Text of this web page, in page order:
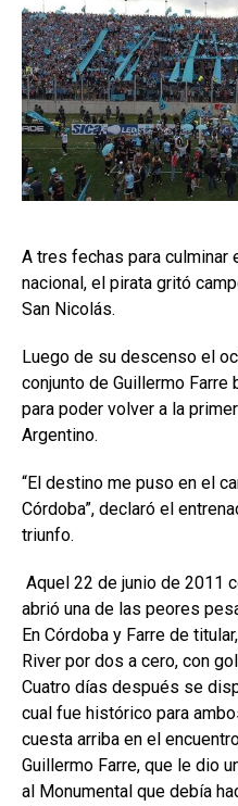
A tres fechas para culminar
nacional, el pirata gritó
San Nicolás.
Luego de su descenso el
conjunto de Guillermo Farre
para poder volver a la
Argentino.
“El destino me puso en el
Córdoba”, declaró el
triunfo.
Aquel 22 de junio de 2011
abrió una de las peores
En Córdoba y Farre de
River por dos a cero, con
Cuatro días después se
cual fue histórico para
cuesta arriba en el
Guillermo Farre, que le dio
al Monumental que debía